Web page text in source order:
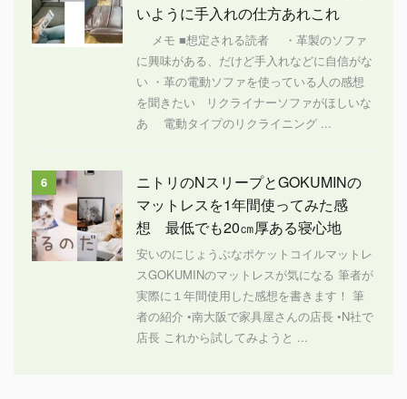
いように手入れの仕方あれこれ
メモ ■想定される読者 ・革製のソファ
に興味がある、だけど手入れなどに自信がな
い ・革の電動ソファを使っている人の感想
を聞きたい リクライナーソファがほしいな
あ 電動タイプのリクライニング ...
6
ニトリのNスリープとGOKUMINの
マットレスを1年間使ってみた感
想 最低でも20㎝厚ある寝心地
安いのにじょうぶなポケットコイルマットレ
スGOKUMINのマットレスが気になる 筆者が
実際に１年間使用した感想を書きます！ 筆
者の紹介 •南大阪で家具屋さんの店長 •N社で
店長 これから試してみようと ...